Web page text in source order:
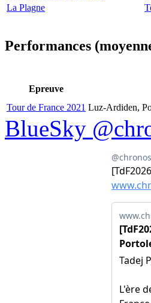
La Plagne
Performances
Epreuve
Tour de France 2021 Luz-Ardiden,
BlueSky